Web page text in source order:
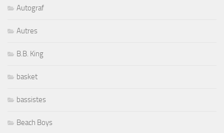
Autograf
Autres
B.B. King
basket
bassistes
Beach Boys